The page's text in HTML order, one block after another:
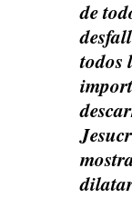
de
todos